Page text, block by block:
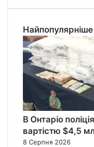
Найпопулярніше
В Онтаріо
вартістю $4,5
8 Серпня 2026